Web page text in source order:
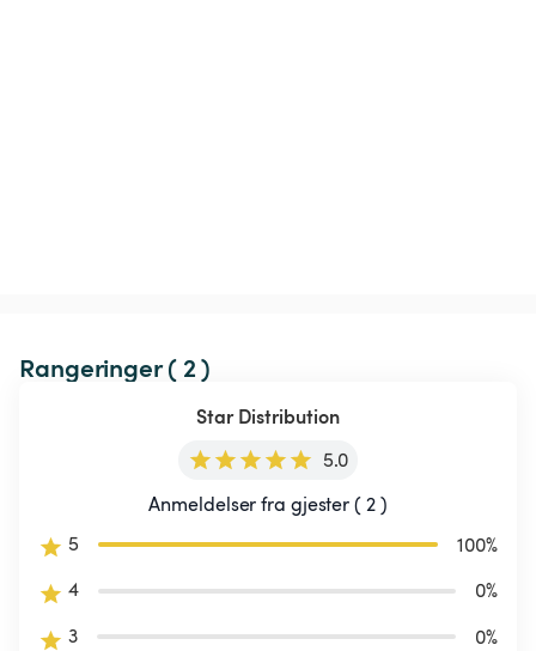
Rangeringer ( 2 )
Star Distribution
5.0
Anmeldelser fra gjester ( 2 )
5
100%
4
0%
3
0%